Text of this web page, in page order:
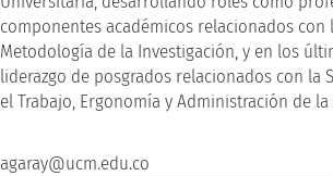
componentes académicos relacionados con
Metodología de la Investigación, y en los
liderazgo de posgrados relacionados con la
el Trabajo, Ergonomía y Administración de la
agaray@ucm.edu.co